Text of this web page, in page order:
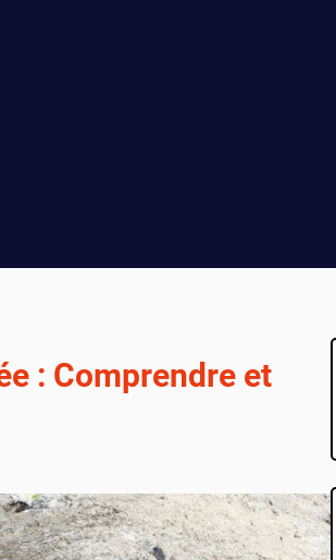
: Comprendre et